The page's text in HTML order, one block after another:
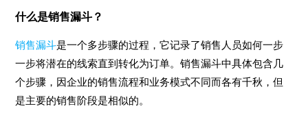
什么是销售漏斗？
销售漏斗是一个多步骤的过程，它记录了销售人员如何一步
一步将潜在的线索直到转化为订单。销售漏斗中具体包含几
个步骤，因企业的销售流程和业务模式不同而各有千秋，但
是主要的销售阶段是相似的。